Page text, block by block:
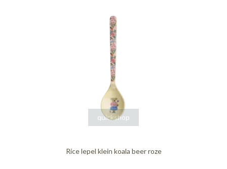
quickshop
Rice lepel klein koala beer roze